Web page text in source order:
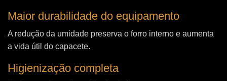
Maior durabilidade do equipamento
A redução da umidade preserva o forro interno e aumenta
a vida útil do capacete.
Higienização completa